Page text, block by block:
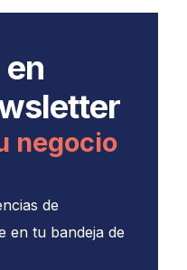
negocio
de
en tu bandeja de